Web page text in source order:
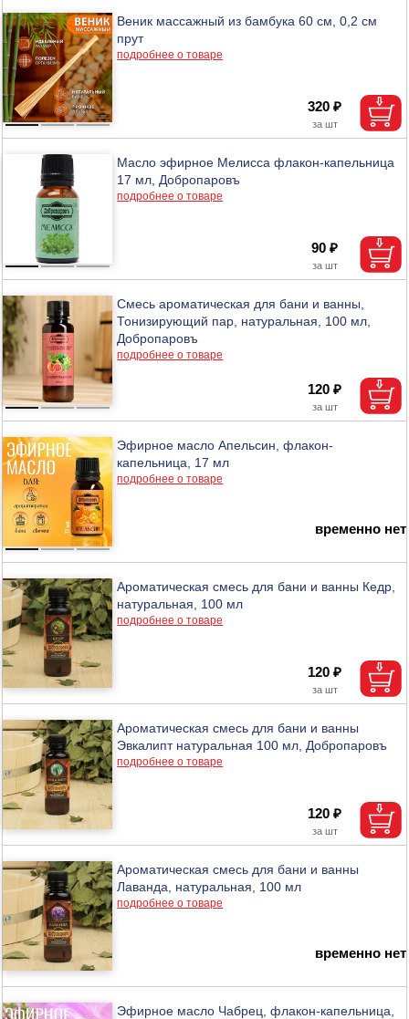
Веник массажный из бамбука 60 см, 0,2 см
прут
подробнее о товаре
320 ₽
Масло эфирное Мелисса флакон-капельница
17 мл, Добропаровъ
подробнее о товаре
90 ₽
Смесь ароматическая для бани и ванны,
Тонизирующий пар, натуральная, 100 мл,
Добропаровъ
подробнее о товаре
120 ₽
Эфирное масло Апельсин, флакон-
капельница, 17 мл
подробнее о товаре
временно нет
Ароматическая смесь для бани и ванны Кедр,
натуральная, 100 мл
подробнее о товаре
120 ₽
Ароматическая смесь для бани и ванны
Эвкалипт натуральная 100 мл, Добропаровъ
подробнее о товаре
120 ₽
Ароматическая смесь для бани и ванны
Лаванда, натуральная, 100 мл
подробнее о товаре
временно нет
Эфирное масло Чабрец, флакон-капельница,